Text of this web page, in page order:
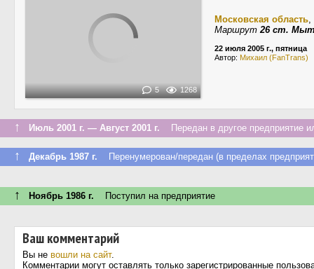
5 1268
Московская область,
Маршрут26 ст.
22 июля 2005 г., пятница
Автор: Михаил (FanTrans)
↑ Июль 2001 г. — Август 2001 г. Передан в другое предприятие
↑ Декабрь 1987 г. Перенумерован/передан (в пределах
↑ Ноябрь 1986 г. Поступил на предприятие
Ваш комментарий
Вы не вошли на сайт.
Комментарии могут оставлять только зарегистрированные